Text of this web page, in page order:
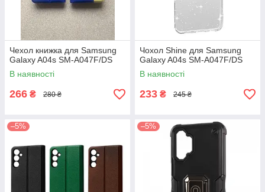
Чехол книжка для Samsung
Galaxy A04s SM-A047F/DS
В наявності
266 ₴ 280 ₴
Чохол Shine для Samsung
Galaxy A04s SM-A047F/DS
В наявності
233 ₴ 245 ₴
–5% –5%